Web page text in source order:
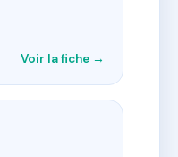
Voir la fiche →